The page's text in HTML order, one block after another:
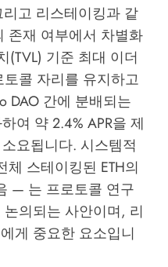
고 리스테이킹과 같
존재 여부에서 차별화
(TVL) 기준 최대 이더
콜 자리를 유지하고
DAO 간에 분배되는
여 약 2.4% APR을 제
요됩니다. 시스템적
스테이킹된 ETH의
— 는 프로토콜 연구
의되는 사안이며, 리
게 중요한 요소입니